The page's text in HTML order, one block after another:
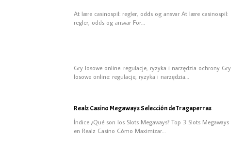
At lære casinospil: regler, odds og ansvar At lære casinospil:
regler, odds og ansvar For…
Gry losowe online: regulacje, ryzyka i narzędzia ochrony Gry
losowe online: regulacje, ryzyka i narzędzia…
Realz Casino Megaways Selección de Tragaperras
Índice ¿Qué son los Slots Megaways? Top 3 Slots Megaways
en Realz Casino Cómo Maximizar…